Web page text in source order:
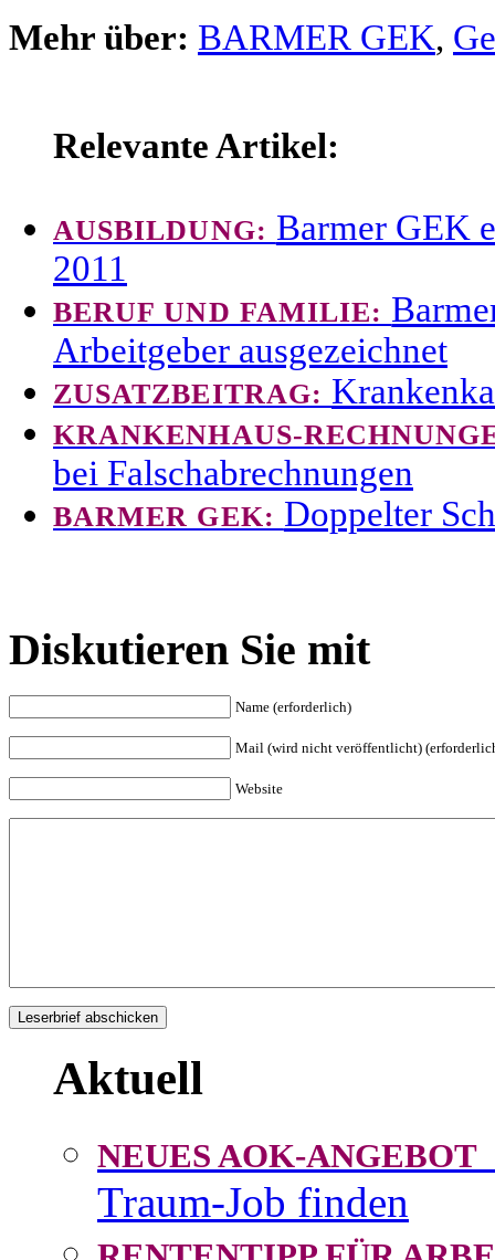
Mehr über: BARMER GEK,
Relevante Artikel:
AUSBILDUNG: Barmer GEK
2011
BERUF UND FAMILIE:
Arbeitgeber ausgezeichnet
ZUSATZBEITRAG:
KRANKENHAUS-
bei Falschabrechnungen
BARMER GEK: Doppelter
Diskutieren Sie mit
Name (erforderlich)
Mail (wird nicht veröffentlicht)
Website
Aktuell
NEUES AOK-ANGEBOT
Traum-Job finden